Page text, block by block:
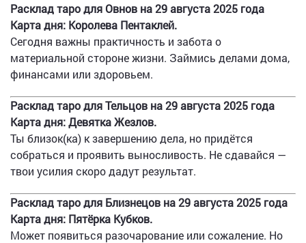
Расклад таро для Овнов на 29 августа 2025 года
Карта дня: Королева Пентаклей.
Сегодня важны практичность и забота о
материальной стороне жизни. Займись делами дома,
финансами или здоровьем.
Расклад таро для Тельцов на 29 августа 2025 года
Карта дня: Девятка Жезлов.
Ты близок(ка) к завершению дела, но придётся
собраться и проявить выносливость. Не сдавайся —
твои усилия скоро дадут результат.
Расклад таро для Близнецов на 29 августа 2025 года
Карта дня: Пятёрка Кубков.
Может появиться разочарование или сожаление. Но